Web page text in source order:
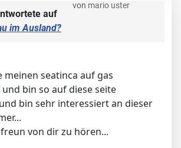
von mario uster
auf
im Ausland?
meinen seatinca auf gas
bin so auf diese seite
bin sehr interessiert an dieser
von dir zu hören...